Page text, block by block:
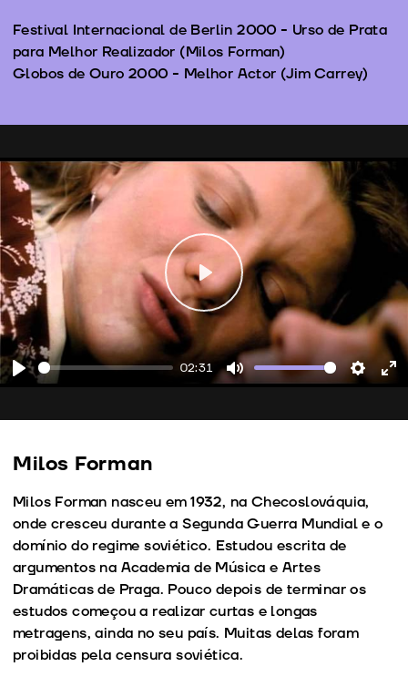
Festival Internacional de Berlin 2000 - Urso de Prata
para Melhor Realizador (Milos Forman)
Globos de Ouro 2000 - Melhor Actor (Jim Carrey)
Play
02:31
Mute
Play
Milos Forman
Milos Forman nasceu em 1932, na Checoslováquia,
onde cresceu durante a Segunda Guerra Mundial e o
domínio do regime soviético. Estudou escrita de
argumentos na Academia de Música e Artes
Dramáticas de Praga. Pouco depois de terminar os
estudos começou a realizar curtas e longas
metragens, ainda no seu país. Muitas delas foram
proibidas pela censura soviética.